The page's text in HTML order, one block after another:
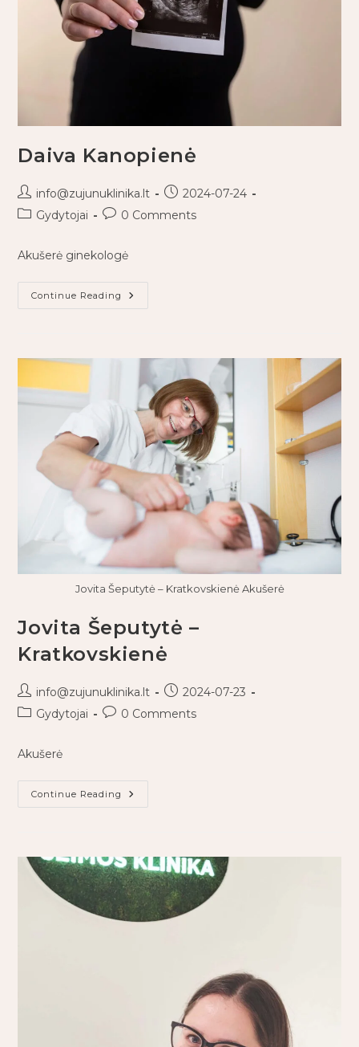
Daiva Kanopienė
info@zujunuklinika.lt
2024-07-24
Gydytojai
0 Comments
Akušerė ginekologė
Continue Reading
Jovita Šeputytė – Kratkovskienė Akušerė
Jovita Šeputytė –
Kratkovskienė
info@zujunuklinika.lt
2024-07-23
Gydytojai
0 Comments
Akušerė
Continue Reading